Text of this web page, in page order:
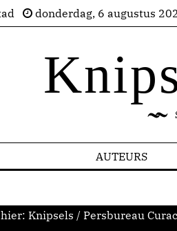
donderdag, 6 augustus
AUTEURS
Knipsels / Persbureau